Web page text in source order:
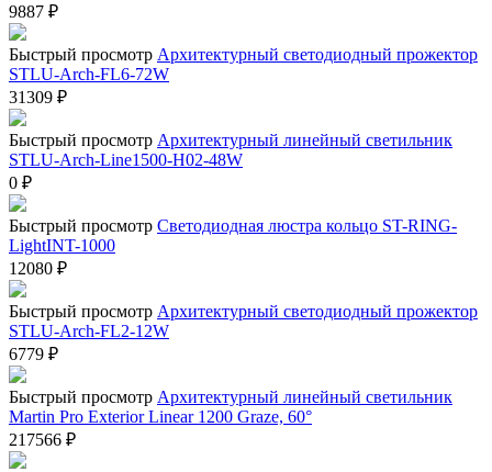
9887 ₽
Быстрый просмотр Архитектурный светодиодный прожектор
STLU-Arch-FL6-72W
31309 ₽
Быстрый просмотр Архитектурный линейный светильник
STLU-Arch-Line1500-H02-48W
0 ₽
Быстрый просмотр Светодиодная люстра кольцо ST-RING-
LightINT-1000
12080 ₽
Быстрый просмотр Архитектурный светодиодный прожектор
STLU-Arch-FL2-12W
6779 ₽
Быстрый просмотр Архитектурный линейный светильник
Martin Pro Exterior Linear 1200 Graze, 60°
217566 ₽